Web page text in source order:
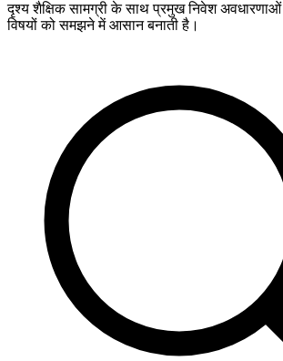
दृश्य शैक्षिक सामग्री के साथ प्रमुख निवेश
विषयों को समझने में आसान बनाती है।